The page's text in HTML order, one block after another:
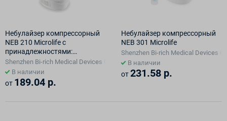
Небулайзер компрессорный
NEB 210 Microlife с
принадлежностями:
небулайзер компрессорный
NEB 210 Microlife
Shenzhen Bi-rich Medical Devices Co., Ltd, КИТАЙ
В наличии
от 189.04 р.
Небулайзер компрессорный
NEB 301 Microlife
Shenzhen Bi-rich Medical Devices
В наличии
от231.58 р.